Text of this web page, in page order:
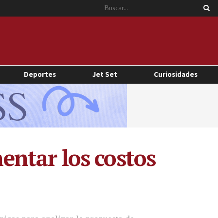
Deportes Jet Set Curiosidades
los costos